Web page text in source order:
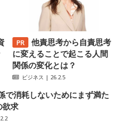
他責思考から自責思考
に変えることで起こる人間
関係の変化とは？
ビジネス | 26.2.5
で消耗しないためにまず満た
欲求